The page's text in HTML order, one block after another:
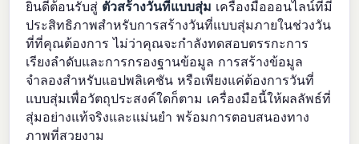
ยินดีต้อนรับสู่ ตัวสร้างวันที่แบบสุ่ม เครื่องมือออนไลน์ที่มี
ประสิทธิภาพสำหรับการสร้างวันที่แบบสุ่มภายในช่วงวัน
ที่ที่คุณต้องการ ไม่ว่าคุณจะกำลังทดสอบตรรกะการ
เรียงลำดับและการกรองฐานข้อมูล การสร้างข้อมูล
จำลองสำหรับแอปพลิเคชัน หรือเพียงแค่ต้องการวันที่
แบบสุ่มเพื่อวัตถุประสงค์ใดก็ตาม เครื่องมือนี้ให้ผลลัพธ์ที่
สุ่มอย่างแท้จริงและแม่นยำ พร้อมการตอบสนองทาง
ภาพที่สวยงาม